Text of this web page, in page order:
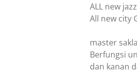
ALL new
All new city
master
Berfungsi
dan kanan